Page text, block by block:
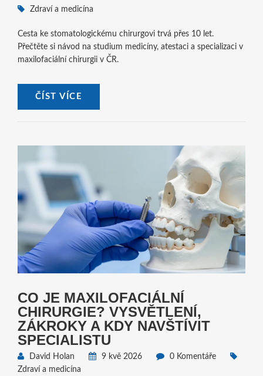
Zdraví a medicína
Cesta ke stomatologickému chirurgovi trvá přes 10 let.
Přečtěte si návod na studium medicíny, atestaci a specializaci v
maxilofaciální chirurgii v ČR.
ČÍST VÍCE
CO JE MAXILOFACIÁLNÍ
CHIRURGIE? VYSVĚTLENÍ,
ZÁKROKY A KDY NAVŠTÍVIT
SPECIALISTU
David Holan 9 kvě 2026
0 Komentáře
Zdraví a medicína